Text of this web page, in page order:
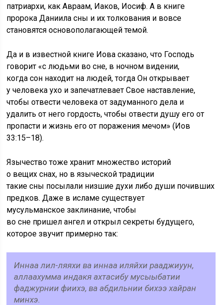
патриархи, как Авраам, Иаков, Иосиф. А в книге
пророка Даниила сны и их толкования и вовсе
становятся основополагающей темой.
Да и в известной книге Иова сказано, что Господь
говорит «с людьми во сне, в ночном видении,
когда сон находит на людей, тогда Он открывает
у человека ухо и запечатлевает Свое наставление,
чтобы отвести человека от задуманного дела и
удалить от него гордость, чтобы отвести душу его от
пропасти и жизнь его от поражения мечом» (Иов
33:15–18).
Язычество тоже хранит множество историй
о вещих снах, но в языческой традиции
такие сны посылали низшие духи либо души почивших
предков. Даже в исламе существует
мусульманское заклинание, чтобы
во сне пришел ангел и открыл секреты будущего,
которое звучит примерно так:
Иннаа лил-ляяхи ва иннаа иляйхи рааджиуун,
аллаахумма индакя ахтасибу мусыыбатии
фаджурнии фиихэ, ва абдильнии бихээ хайран
минхэ.